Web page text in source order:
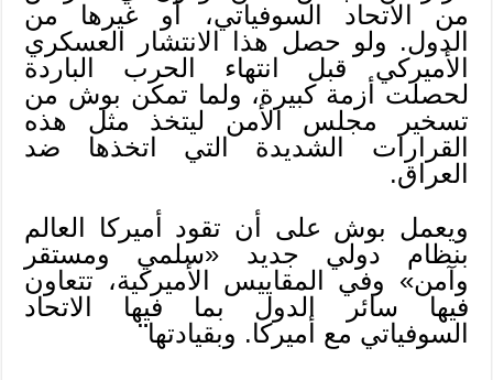
من الاتحاد السوفياتي، أو غيرها من
الدول. ولو حصل هذا الانتشار العسكري
الأميركي قبل انتهاء الحرب الباردة
لحصلت أزمة كبيرة، ولما تمكن بوش من
تسخير مجلس الأمن ليتخذ مثل هذه
القرارات الشديدة التي اتخذها ضد
العراق.
ويعمل بوش على أن تقود أميركا العالم
بنظام دولي جديد «سلمي ومستقر
وآمن» وفي المقاييس الأميركية، تتعاون
فيها سائر الدول بما فيها الاتحاد
السوفياتي مع أميركا. وبقيادتها¨